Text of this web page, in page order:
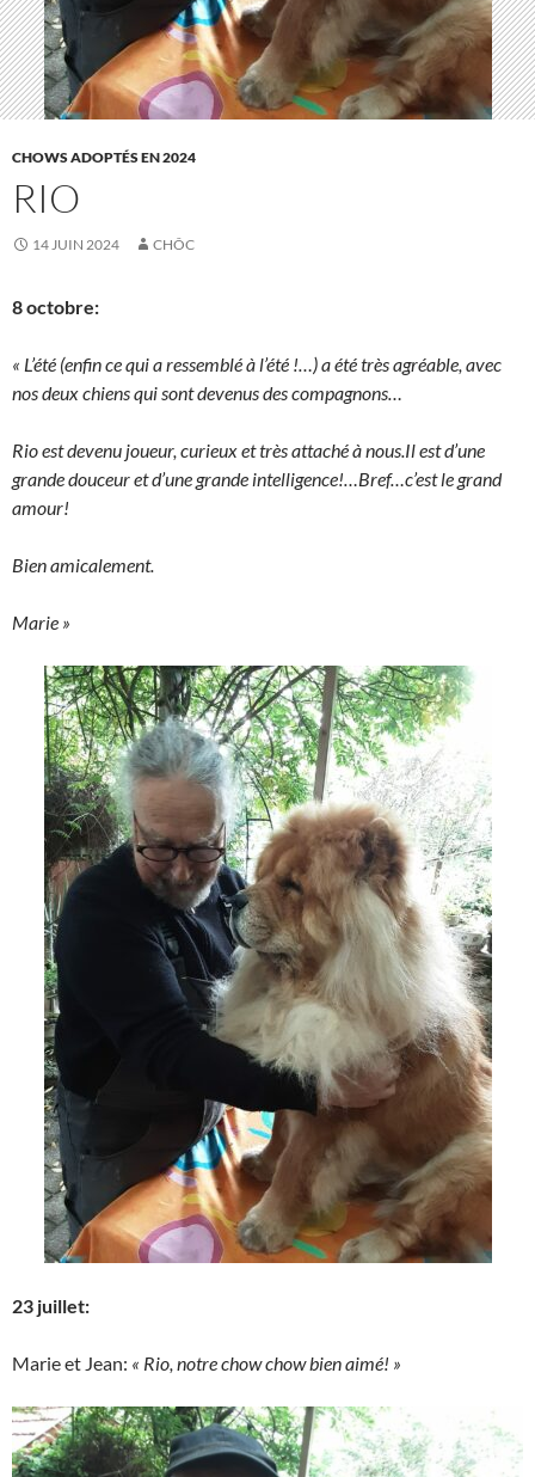
CHOWS ADOPTÉS EN 2024
RIO
14 JUIN 2024 CHÔC
8 octobre:
« L’été (enfin ce qui a ressemblé à l’été !…) a été très agréable, avec
nos deux chiens qui sont devenus des compagnons…
Rio est devenu joueur, curieux et très attaché à nous.Il est d’une
grande douceur et d’une grande intelligence!…Bref…c’est le grand
amour!
Bien amicalement.
Marie »
23 juillet:
Marie et Jean: « Rio, notre chow chow bien aimé! »